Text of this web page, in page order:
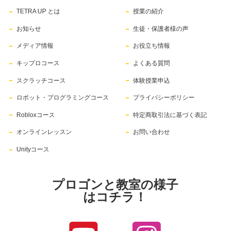
TETRA UP とは
お知らせ
メディア情報
キップロコース
スクラッチコース
ロボット・プログラミングコース
Robloxコース
オンラインレッスン
Unityコース
授業の紹介
生徒・保護者様の声
お役立ち情報
よくある質問
体験授業申込
プライバシーポリシー
特定商取引法に基づく表記
お問い合わせ
プロゴンと教室の様子
はコチラ！